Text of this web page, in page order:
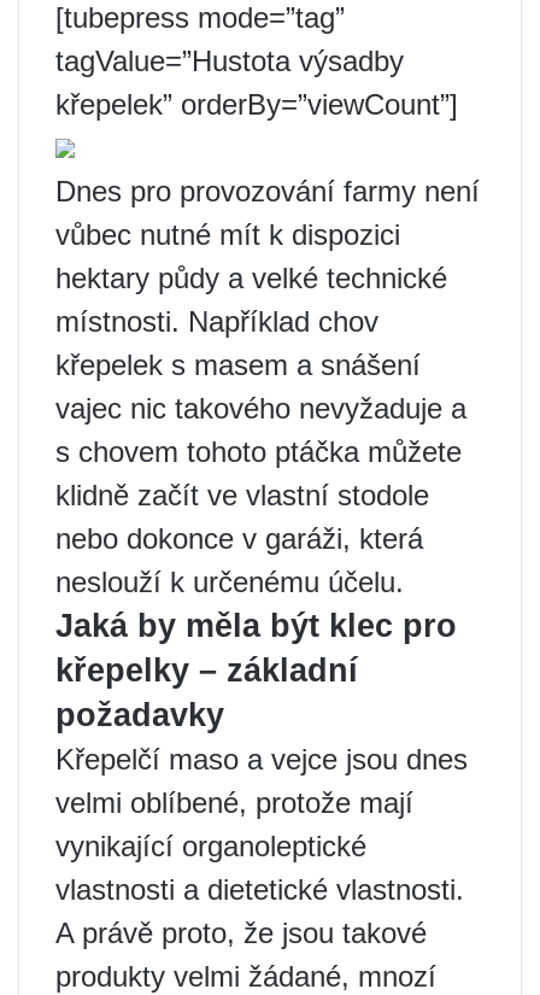
[tubepress mode=”tag”
tagValue=”Hustota výsadby
křepelek” orderBy=”viewCount”]
Dnes pro provozování farmy není
vůbec nutné mít k dispozici
hektary půdy a velké technické
místnosti. Například chov
křepelek s masem a snášení
vajec nic takového nevyžaduje a
s chovem tohoto ptáčka můžete
klidně začít ve vlastní stodole
nebo dokonce v garáži, která
neslouží k určenému účelu.
Jaká by měla být klec pro
křepelky – základní
požadavky
Křepelčí maso a vejce jsou dnes
velmi oblíbené, protože mají
vynikající organoleptické
vlastnosti a dietetické vlastnosti.
A právě proto, že jsou takové
produkty velmi žádané, mnozí